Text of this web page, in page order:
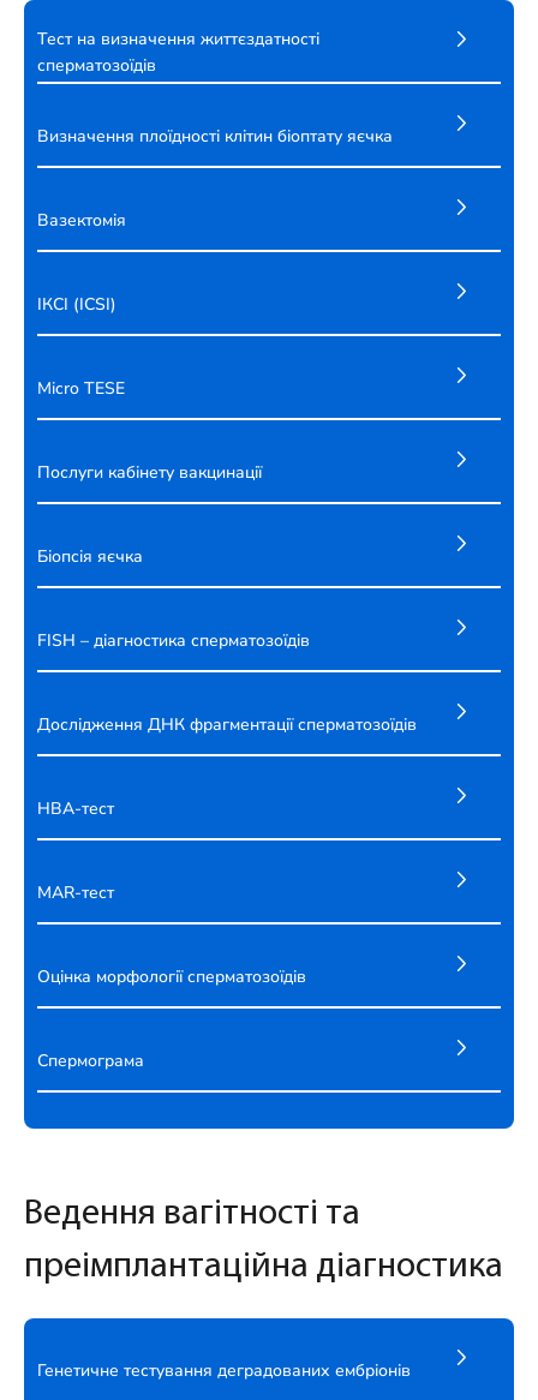
Тест на визначення життєздатності
сперматозоїдів
Визначення плоїдності клітин біоптату яєчка
Вазектомія
ІКСІ (ICSI)
Micro TESE
Послуги кабінету вакцинації
Біопсія яєчка
FISH – діагностика сперматозоїдів
Дослідження ДНК фрагментації сперматозоїдів
HBA-тест
MAR-тест
Оцінка морфології сперматозоїдів
Спермограма
Ведення вагітності та
преімплантаційна діагностика
Генетичне тестування деградованих ембріонів